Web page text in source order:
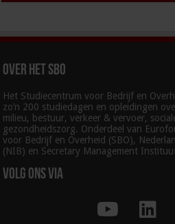
Over het SBO
Het Studiecentrum voor Bedrijf en
zo’n 200 studiedagen en opleidingen
milieu, bestuur, verkeer & vervoer,
gezondheidszorg. Onderdeel van
voor Bedrijf en Overheid (SBO),
(NIB) en Secretary Management
Volg ons via